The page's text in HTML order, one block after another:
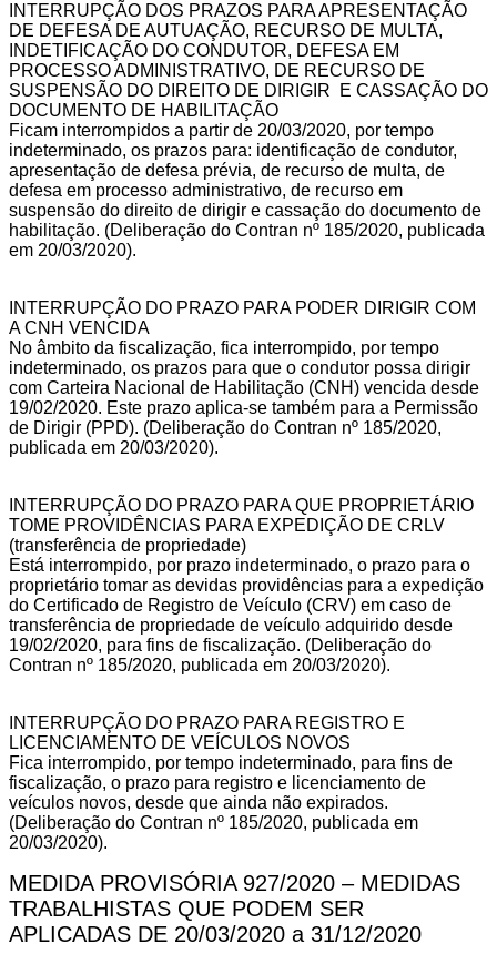
INTERRUPÇÃO DOS PRAZOS PARA APRESENTAÇÃO
DE DEFESA DE AUTUAÇÃO, RECURSO DE MULTA,
INDETIFICAÇÃO DO CONDUTOR, DEFESA EM
PROCESSO ADMINISTRATIVO, DE RECURSO DE
SUSPENSÃO DO DIREITO DE DIRIGIR E CASSAÇÃO DO
DOCUMENTO DE HABILITAÇÃO
Ficam interrompidos a partir de 20/03/2020, por tempo
indeterminado, os prazos para: identificação de condutor,
apresentação de defesa prévia, de recurso de multa, de
defesa em processo administrativo, de recurso em
suspensão do direito de dirigir e cassação do documento de
habilitação. (Deliberação do Contran nº 185/2020, publicada
em 20/03/2020).
INTERRUPÇÃO DO PRAZO PARA PODER DIRIGIR COM
A CNH VENCIDA
No âmbito da fiscalização, fica interrompido, por tempo
indeterminado, os prazos para que o condutor possa dirigir
com Carteira Nacional de Habilitação (CNH) vencida desde
19/02/2020. Este prazo aplica-se também para a Permissão
de Dirigir (PPD). (Deliberação do Contran nº 185/2020,
publicada em 20/03/2020).
INTERRUPÇÃO DO PRAZO PARA QUE PROPRIETÁRIO
TOME PROVIDÊNCIAS PARA EXPEDIÇÃO DE CRLV
(transferência de propriedade)
Está interrompido, por prazo indeterminado, o prazo para o
proprietário tomar as devidas providências para a expedição
do Certificado de Registro de Veículo (CRV) em caso de
transferência de propriedade de veículo adquirido desde
19/02/2020, para fins de fiscalização. (Deliberação do
Contran nº 185/2020, publicada em 20/03/2020).
INTERRUPÇÃO DO PRAZO PARA REGISTRO E
LICENCIAMENTO DE VEÍCULOS NOVOS
Fica interrompido, por tempo indeterminado, para fins de
fiscalização, o prazo para registro e licenciamento de
veículos novos, desde que ainda não expirados.
(Deliberação do Contran nº 185/2020, publicada em
20/03/2020).
MEDIDA PROVISÓRIA 927/2020 – MEDIDAS
TRABALHISTAS QUE PODEM SER
APLICADAS DE 20/03/2020 a 31/12/2020